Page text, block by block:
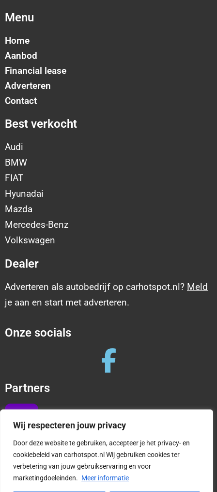
Wij respecteren jouw privacy
Door deze website te gebruiken, accepteer je het privacy- en
cookiebeleid van carhotspot.nl Wij gebruiken cookies ter
verbetering van jouw gebruikservaring en voor
marketingdoeleinden. Meer informatie
Menu
Home
Aanbod
Financial lease
Adverteren
Contact
Best verkocht
Audi
BMW
FIAT
Hyunadai
Mazda
Mercedes-Benz
Volkswagen
Dealer
Adverteren als autobedrijf op carhotspot.nl? Meld
je aan en start met adverteren.
Onze socials
Partners
Copyright © 2025 CarHotspot |Privacy en cookies
|Algemene Voorwaarden